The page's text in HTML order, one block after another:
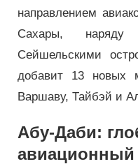
направлением
Сахары,
Сейшельскими
добавит 13 новых
Варшаву, Тайбэй и
Абу-Даби:
авиационный